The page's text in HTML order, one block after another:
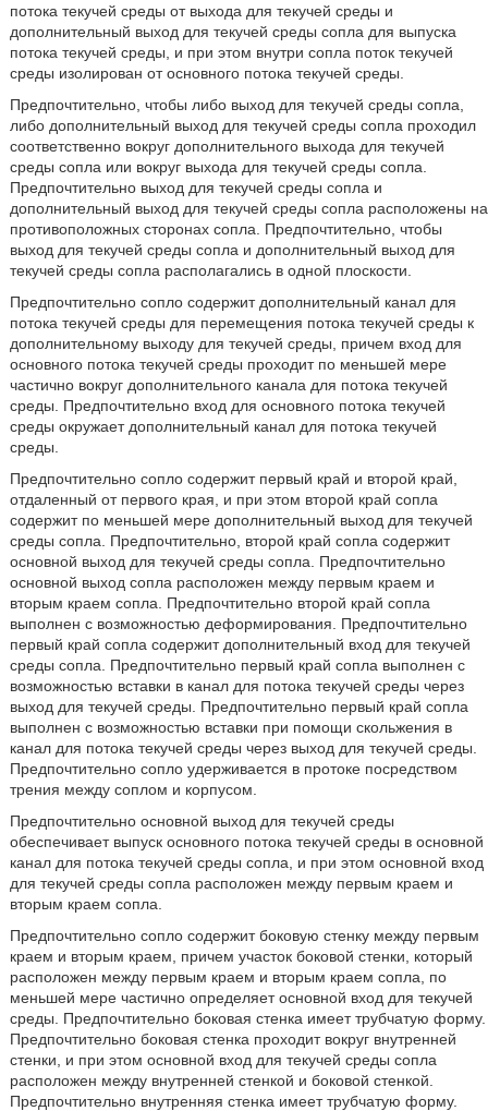
потока текучей среды от выхода для текучей среды и
дополнительный выход для текучей среды сопла для выпуска
потока текучей среды, и при этом внутри сопла поток текучей
среды изолирован от основного потока текучей среды.
Предпочтительно, чтобы либо выход для текучей среды сопла,
либо дополнительный выход для текучей среды сопла проходил
соответственно вокруг дополнительного выхода для текучей
среды сопла или вокруг выхода для текучей среды сопла.
Предпочтительно выход для текучей среды сопла и
дополнительный выход для текучей среды сопла расположены на
противоположных сторонах сопла. Предпочтительно, чтобы
выход для текучей среды сопла и дополнительный выход для
текучей среды сопла располагались в одной плоскости.
Предпочтительно сопло содержит дополнительный канал для
потока текучей среды для перемещения потока текучей среды к
дополнительному выходу для текучей среды, причем вход для
основного потока текучей среды проходит по меньшей мере
частично вокруг дополнительного канала для потока текучей
среды. Предпочтительно вход для основного потока текучей
среды окружает дополнительный канал для потока текучей
среды.
Предпочтительно сопло содержит первый край и второй край,
отдаленный от первого края, и при этом второй край сопла
содержит по меньшей мере дополнительный выход для текучей
среды сопла. Предпочтительно, второй край сопла содержит
основной выход для текучей среды сопла. Предпочтительно
основной выход сопла расположен между первым краем и
вторым краем сопла. Предпочтительно второй край сопла
выполнен с возможностью деформирования. Предпочтительно
первый край сопла содержит дополнительный вход для текучей
среды сопла. Предпочтительно первый край сопла выполнен с
возможностью вставки в канал для потока текучей среды через
выход для текучей среды. Предпочтительно первый край сопла
выполнен с возможностью вставки при помощи скольжения в
канал для потока текучей среды через выход для текучей среды.
Предпочтительно сопло удерживается в протоке посредством
трения между соплом и корпусом.
Предпочтительно основной выход для текучей среды
обеспечивает выпуск основного потока текучей среды в основной
канал для потока текучей среды сопла, и при этом основной вход
для текучей среды сопла расположен между первым краем и
вторым краем сопла.
Предпочтительно сопло содержит боковую стенку между первым
краем и вторым краем, причем участок боковой стенки, который
расположен между первым краем и вторым краем сопла, по
меньшей мере частично определяет основной вход для текучей
среды. Предпочтительно боковая стенка имеет трубчатую форму.
Предпочтительно боковая стенка проходит вокруг внутренней
стенки, и при этом основной вход для текучей среды сопла
расположен между внутренней стенкой и боковой стенкой.
Предпочтительно внутренняя стенка имеет трубчатую форму.